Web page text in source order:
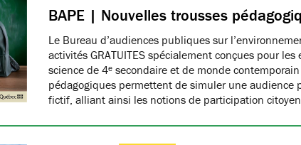
BAPE | Nouvelles trousses
Le Bureau d’audiences publiques sur
activités GRATUITES spécialement conçues pour
science de 4ᵉ secondaire et de monde
pédagogiques permettent de simuler une audience
fictif, alliant ainsi les notions de participation